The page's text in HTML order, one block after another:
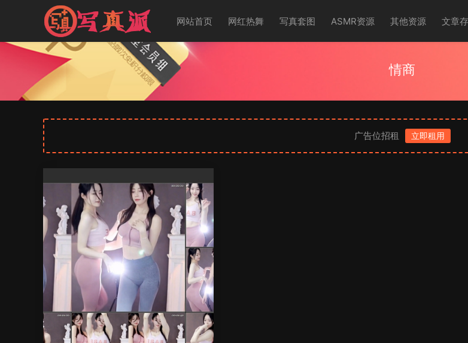
网站首页 网红热舞 写真套图 ASMR资源 其他资源 文章
情商
广告位招租 立即租用